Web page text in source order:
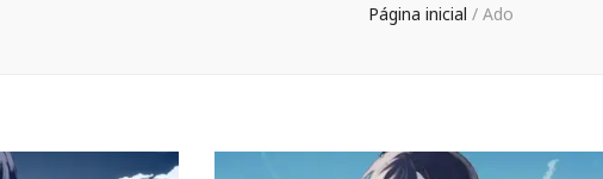
Página inicial / Ado